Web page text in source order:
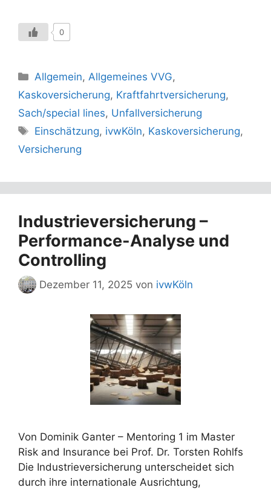
0
Kategorien
Allgemein,Allgemeines VVG,
Kaskoversicherung, Kraftfahrtversicherung,
Sach/special lines, Unfallversicherung
Schlagwörter
Einschätzung, ivwKöln, Kaskoversicherung,
Versicherung
Industrieversicherung –
Performance-Analyse und
Controlling
Dezember 11, 2025 von ivwKöln
Von Dominik Ganter – Mentoring 1 im Master
Risk and Insurance bei Prof. Dr. Torsten Rohlfs
Die Industrieversicherung unterscheidet sich
durch ihre internationale Ausrichtung,